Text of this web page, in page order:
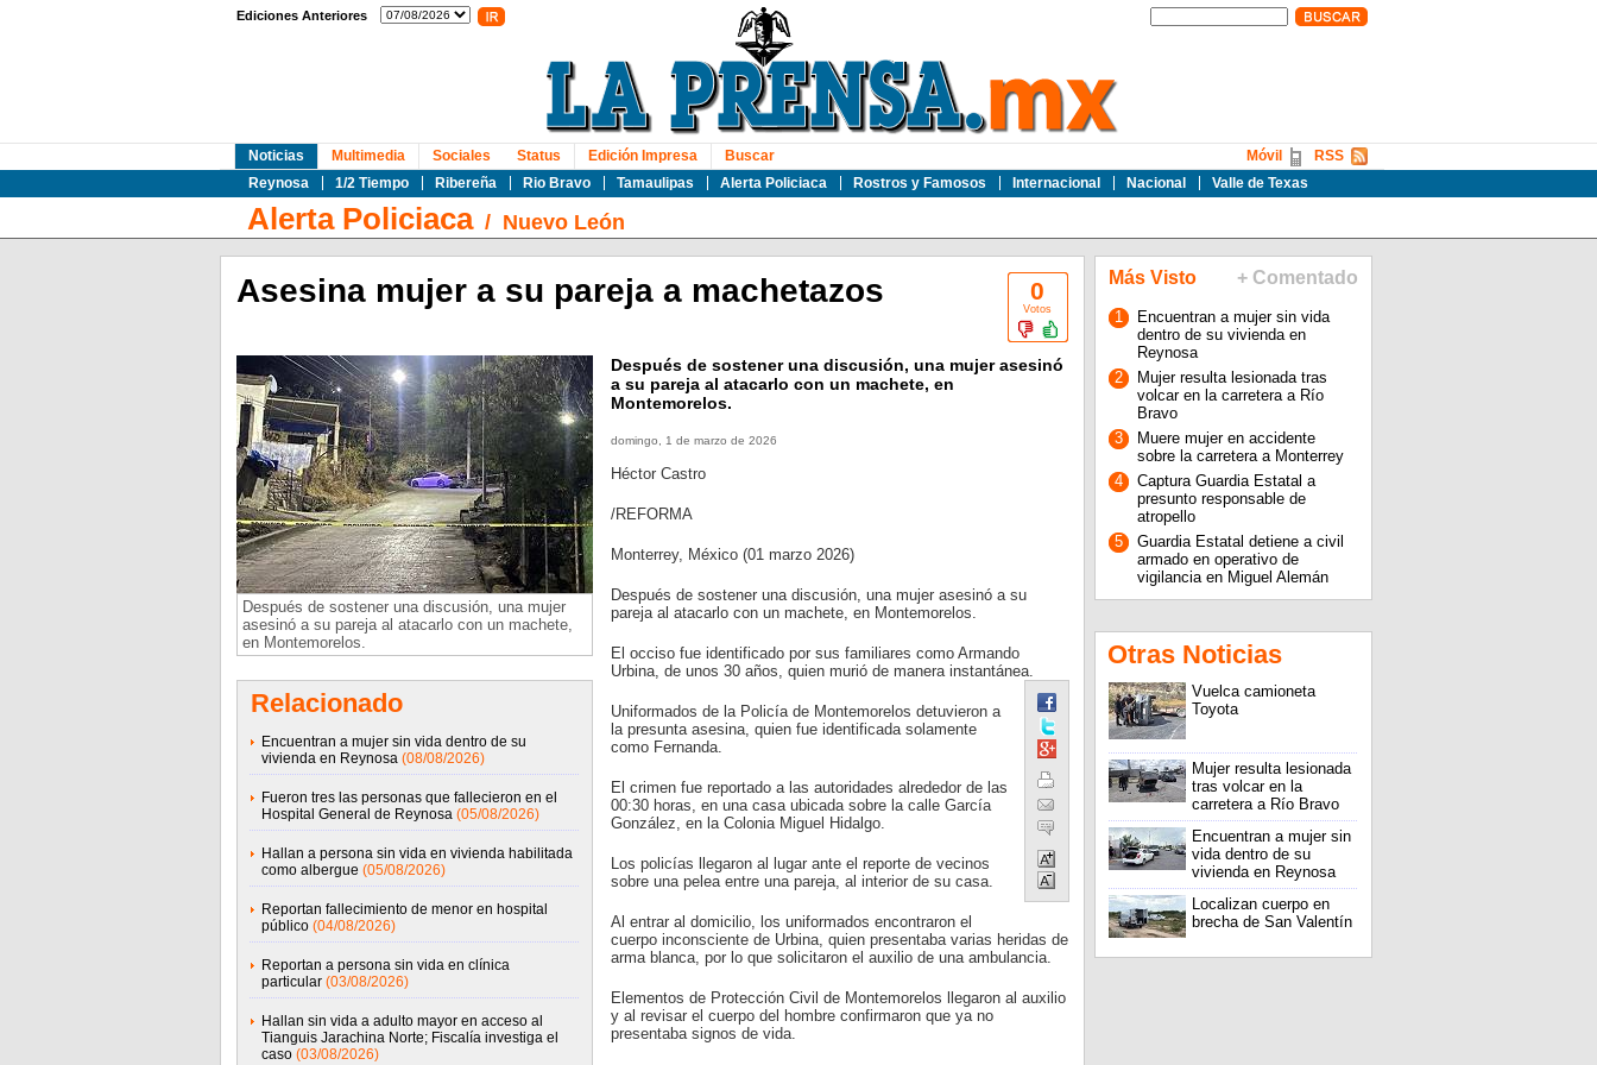
Ediciones Anteriores
Noticias
Reynosa
1/2 Tiempo Ribereña Rio Bravo Tamaulipas Alerta Policiaca Rostros y Famosos Internacional Nacional Valle de Texas
Multimedia Sociales Status Edición Impresa Buscar RSS
Móvil
Alerta Policiaca/ Nuevo León
0
Votos
Asesina mujer a su pareja a machetazos
Después de sostener una discusión, una mujer
asesinó a su pareja al atacarlo con un machete,
en Montemorelos.
Relacionado
Encuentran a mujer sin vida dentro de su
vivienda en Reynosa (08/08/2026)
Fueron tres las personas que fallecieron en el
Hospital General de Reynosa (05/08/2026)
Hallan a persona sin vida en vivienda habilitada
como albergue (05/08/2026)
Reportan fallecimiento de menor en hospital
público (04/08/2026)
Reportan a persona sin vida en clínica
particular (03/08/2026)
Hallan sin vida a adulto mayor en acceso al
Tianguis Jarachina Norte; Fiscalía investiga el
caso (03/08/2026)
Después de sostener una discusión, una mujer asesinó
a su pareja al atacarlo con un machete, en
Montemorelos.
domingo, 1 de marzo de 2026
Héctor Castro
/REFORMA
Monterrey, México (01 marzo 2026)
Después de sostener una discusión, una mujer asesinó a su
pareja al atacarlo con un machete, en Montemorelos.
El occiso fue identificado por sus familiares como Armando
Urbina, de unos 30 años, quien murió de manera instantánea.
Uniformados de la Policía de Montemorelos detuvieron a
la presunta asesina, quien fue identificada solamente
como Fernanda.
El crimen fue reportado a las autoridades alrededor de las
00:30 horas, en una casa ubicada sobre la calle García
González, en la Colonia Miguel Hidalgo.
Los policías llegaron al lugar ante el reporte de vecinos
sobre una pelea entre una pareja, al interior de su casa.
Al entrar al domicilio, los uniformados encontraron el
cuerpo inconsciente de Urbina, quien presentaba varias heridas de
arma blanca, por lo que solicitaron el auxilio de una ambulancia.
Elementos de Protección Civil de Montemorelos llegaron al auxilio
y al revisar el cuerpo del hombre confirmaron que ya no
presentaba signos de vida.
Más Visto + Comentado
1
Encuentran a mujer sin vida
dentro de su vivienda en
Reynosa
2
Mujer resulta lesionada tras
volcar en la carretera a Río
Bravo
3
Muere mujer en accidente
sobre la carretera a Monterrey
4
Captura Guardia Estatal a
presunto responsable de
atropello
5
Guardia Estatal detiene a civil
armado en operativo de
vigilancia en Miguel Alemán
Otras Noticias
Vuelca camioneta
Toyota
Mujer resulta lesionada
tras volcar en la
carretera a Río Bravo
Encuentran a mujer sin
vida dentro de su
vivienda en Reynosa
Localizan cuerpo en
brecha de San Valentín